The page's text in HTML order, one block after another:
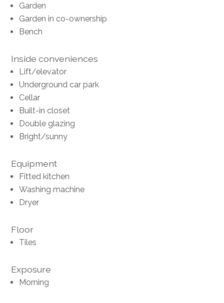
Garden
Garden in co-ownership
Bench
Inside conveniences
Lift/elevator
Underground car park
Cellar
Built-in closet
Double glazing
Bright/sunny
Equipment
Fitted kitchen
Washing machine
Dryer
Floor
Tiles
Exposure
Morning